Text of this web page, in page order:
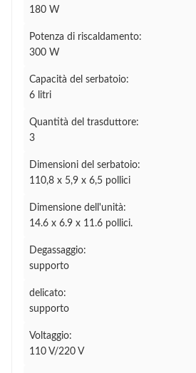
180 W
Potenza di riscaldamento:
300 W
Capacità del serbatoio:
6 litri
Quantità del trasduttore:
3
Dimensioni del serbatoio:
110,8 x 5,9 x 6,5 pollici
Dimensione dell'unità:
14.6 x 6.9 x 11.6 pollici.
Degassaggio:
supporto
delicato:
supporto
Voltaggio:
110 V/220 V